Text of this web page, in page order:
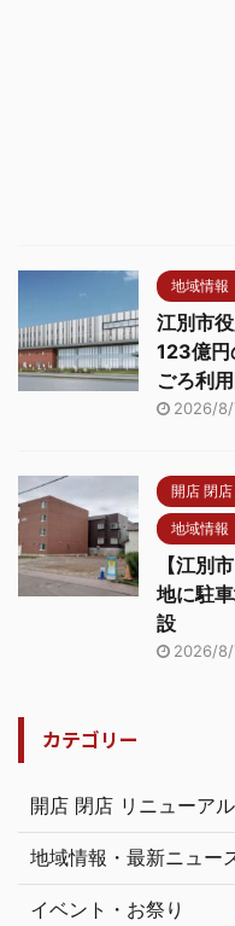
地域情報
江別市
123億
ごろ利
2026/
開店 閉
地域情報
【江別
地に駐
設
2026/
カテゴリー
開店 閉店 リニューアル
地域情報・最新ニュー
イベント・お祭り